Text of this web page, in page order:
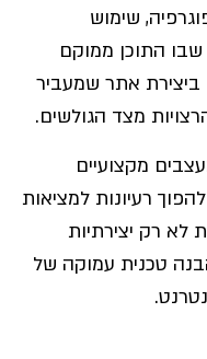
שימוש
שבו התוכן ממוקם
ביצירת אתר שמעביר
מצד הגולשים.
מקצועיים
רעיונות למציאות
לא רק יצירתיות
טכנית עמוקה של